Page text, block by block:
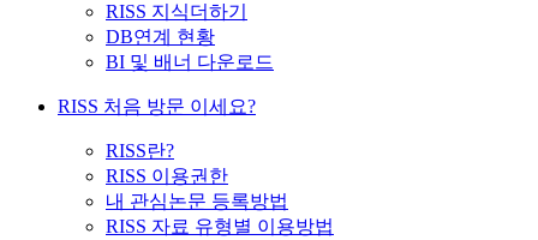
RISS 지식더하기
DB연계 현황
BI 및 배너 다운로드
RISS 처음 방문 이세요?
RISS란?
RISS 이용권한
내 관심논문 등록방법
RISS 자료 유형별 이용방법